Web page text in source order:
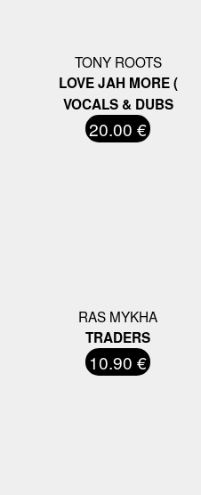
TONY ROOTS
LOVE JAH MORE (
VOCALS & DUBS
20.00 €
RAS MYKHA
TRADERS
10.90 €